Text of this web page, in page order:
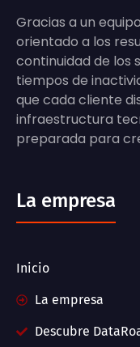
Gracias a un
orientado a los
continuidad de los
tiempos de
que cada cliente
infraestructura
preparada para
La empresa
Inicio
La empresa
Descubre